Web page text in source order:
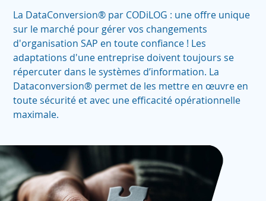
La DataConversion® par CODiLOG : une offre unique
sur le marché pour gérer vos changements
d'organisation SAP en toute confiance ! Les
adaptations d'une entreprise doivent toujours se
répercuter dans le systèmes d’information. La
Dataconversion® permet de les mettre en œuvre en
toute sécurité et avec une efficacité opérationnelle
maximale.